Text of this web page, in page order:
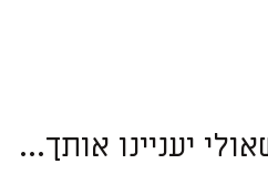
יעניינו אותך...